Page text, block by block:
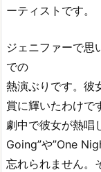
ーティストです。
ジェニファーで思
での
熱演ぶりです。彼
賞に輝いたわけで
劇中で彼女が熱唱
Going”や”One
忘れられません。